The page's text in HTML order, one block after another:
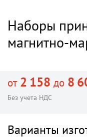
Наборы
магнитно-
от2 158 до 8
Без учета НДС
Варианты